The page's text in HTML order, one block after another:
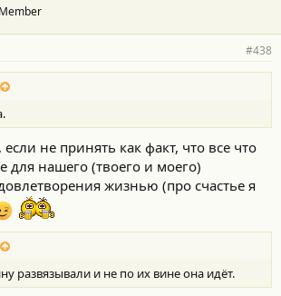
#438
не принять как факт, что все что
для нашего (твоего и моего)
жизнью (про счастье я
развязывали и не по их вине она идёт.